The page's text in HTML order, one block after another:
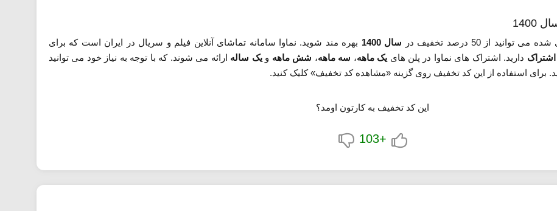
توانید از 50 درصد تخفیف در سال 1400
بهره مند شوید. نماوا سامانه تماشای آنلاین فیلم و سریال در ایران است که برای
اشتراک دارید. اشتراک های نماوا در پلن های یک ماهه، سه ماهه، شش ماهه ویک ساله ارائه می شوند. که با توجه به نیاز خود می توانید
برای استفاده از این کد تخفیف روی گزینه «مشاهده کد تخفیف» کلیک کنید.
این کد تخفیف به کارتون اومد؟
+103